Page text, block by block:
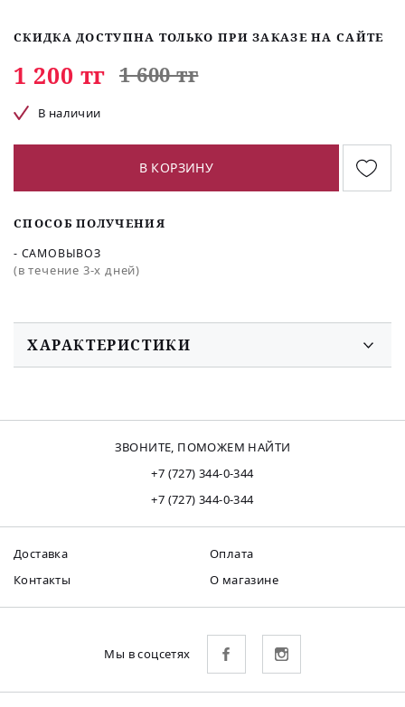
СКИДКА ДОСТУПНА ТОЛЬКО ПРИ ЗАКАЗЕ НА САЙТЕ
1 200 тг 1 600 тг
В наличии
В КОРЗИНУ
СПОСОБ ПОЛУЧЕНИЯ
- САМОВЫВОЗ
(в течение 3-х дней)
ХАРАКТЕРИСТИКИ
ЗВОНИТЕ, ПОМОЖЕМ НАЙТИ
+7 (727) 344-0-344
+7 (727) 344-0-344
Доставка
Оплата
Контакты
О магазине
Мы в соцсетях